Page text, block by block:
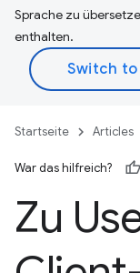
Sprache zu
enthalten.
Startseite Articles
War das hilfreich?
Zu